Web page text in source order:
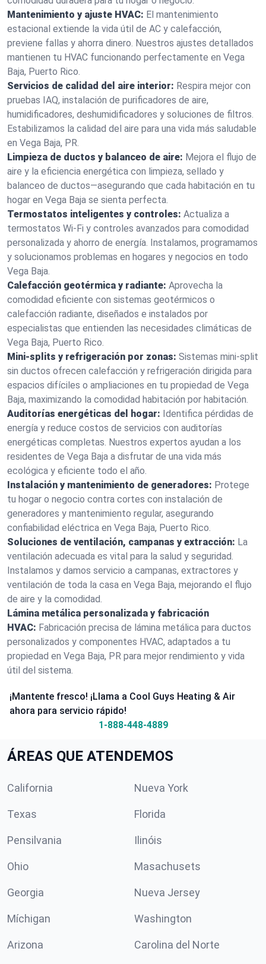
Mantenimiento y ajuste HVAC: El mantenimiento
estacional extiende la vida útil de AC y calefacción,
previene fallas y ahorra dinero. Nuestros ajustes detallados
mantienen tu HVAC funcionando perfectamente en Vega
Baja, Puerto Rico.
Servicios de calidad del aire interior: Respira mejor con
pruebas IAQ, instalación de purificadores de aire,
humidificadores, deshumidificadores y soluciones de filtros.
Estabilizamos la calidad del aire para una vida más saludable
en Vega Baja, PR.
Limpieza de ductos y balanceo de aire: Mejora el flujo de
aire y la eficiencia energética con limpieza, sellado y
balanceo de ductos—asegurando que cada habitación en tu
hogar en Vega Baja se sienta perfecta.
Termostatos inteligentes y controles: Actualiza a
termostatos Wi-Fi y controles avanzados para comodidad
personalizada y ahorro de energía. Instalamos, programamos
y solucionamos problemas en hogares y negocios en todo
Vega Baja.
Calefacción geotérmica y radiante: Aprovecha la
comodidad eficiente con sistemas geotérmicos o
calefacción radiante, diseñados e instalados por
especialistas que entienden las necesidades climáticas de
Vega Baja, Puerto Rico.
Mini-splits y refrigeración por zonas: Sistemas mini-split
sin ductos ofrecen calefacción y refrigeración dirigida para
espacios difíciles o ampliaciones en tu propiedad de Vega
Baja, maximizando la comodidad habitación por habitación.
Auditorías energéticas del hogar: Identifica pérdidas de
energía y reduce costos de servicios con auditorías
energéticas completas. Nuestros expertos ayudan a los
residentes de Vega Baja a disfrutar de una vida más
ecológica y eficiente todo el año.
Instalación y mantenimiento de generadores: Protege
tu hogar o negocio contra cortes con instalación de
generadores y mantenimiento regular, asegurando
confiabilidad eléctrica en Vega Baja, Puerto Rico.
Soluciones de ventilación, campanas y extracción: La
ventilación adecuada es vital para la salud y seguridad.
Instalamos y damos servicio a campanas, extractores y
ventilación de toda la casa en Vega Baja, mejorando el flujo
de aire y la comodidad.
Lámina metálica personalizada y fabricación
HVAC: Fabricación precisa de lámina metálica para ductos
personalizados y componentes HVAC, adaptados a tu
propiedad en Vega Baja, PR para mejor rendimiento y vida
útil del sistema.
¡Mantente fresco! ¡Llama a Cool Guys Heating & Air
ahora para servicio rápido!
1-888-448-4889
ÁREAS QUE ATENDEMOS
California Nueva York
Texas Florida
Pensilvania Ilinóis
Ohio Masachusets
Georgia Nueva Jersey
Míchigan Washington
Arizona Carolina del Norte